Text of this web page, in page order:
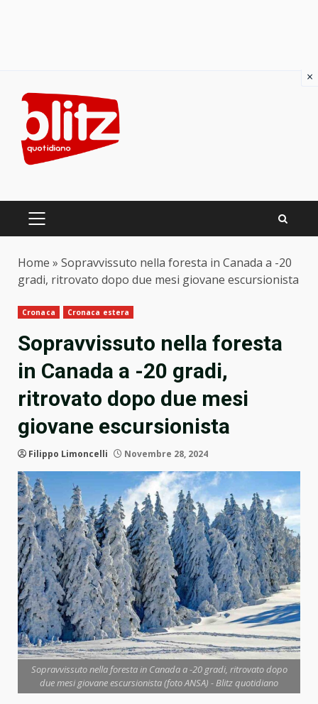
content
PRIMARY
Home » Sopravvissuto nella foresta in Canada a -20
gradi, ritrovato dopo due mesi giovane escursionista
Cronaca Cronaca estera
Sopravvissuto nella foresta
in Canada a -20 gradi,
ritrovato dopo due mesi
giovane escursionista
Filippo Limoncelli Novembre 28, 2024
Sopravvissuto nella foresta in Canada a -20 gradi, ritrovato dopo
due mesi giovane escursionista (foto ANSA) - Blitz quotidiano
×